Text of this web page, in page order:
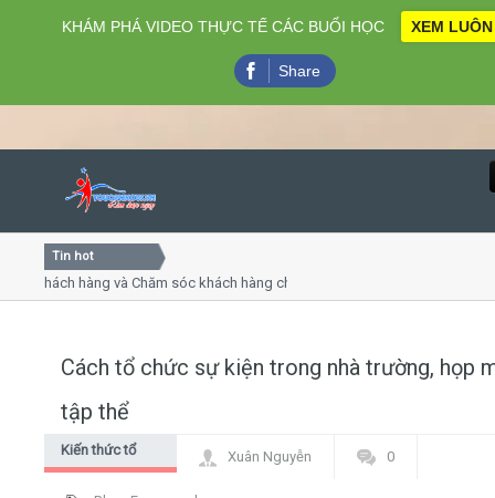
Close
Home
Tin hot
hàng và Chăm sóc khách hàng chuyên nghiệp
Cách tổ chức sự kiện trong nhà trường, họp
tập thể
Kiến thức tổ
Xuân Nguyễn 0
KHÁM PHÁ VIDEO THỰC TẾ CÁC BUỔI HỌC XEM LUÔN
Share